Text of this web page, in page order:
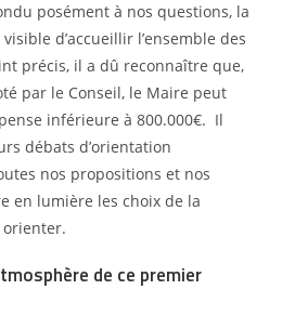
posément à nos questions, la
d’accueillir l’ensemble des
précis, il a dû reconnaître que,
par le Conseil, le Maire peut
inférieure à 800.000€. Il
débats d’orientation
nos propositions et nos
en lumière les choix de la
de ce premier